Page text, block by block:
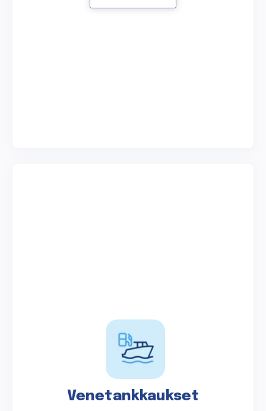
Venetankkaukset